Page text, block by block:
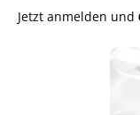
Jetzt anmelden und